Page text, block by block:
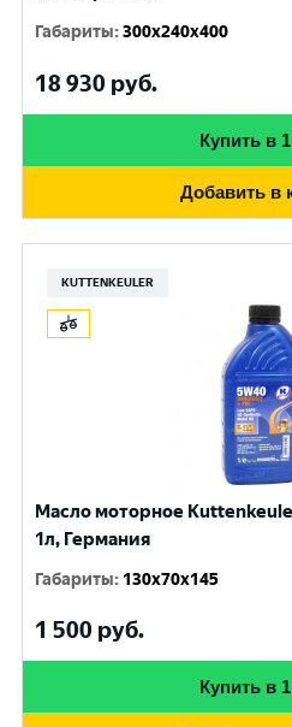
Габариты:300x240x400
18 930 руб.
Купить в
Добавить в
KUTTENKEULER
Масло моторное
1л, Германия
Габариты: 130x70x145
1 500 руб.
Купить в